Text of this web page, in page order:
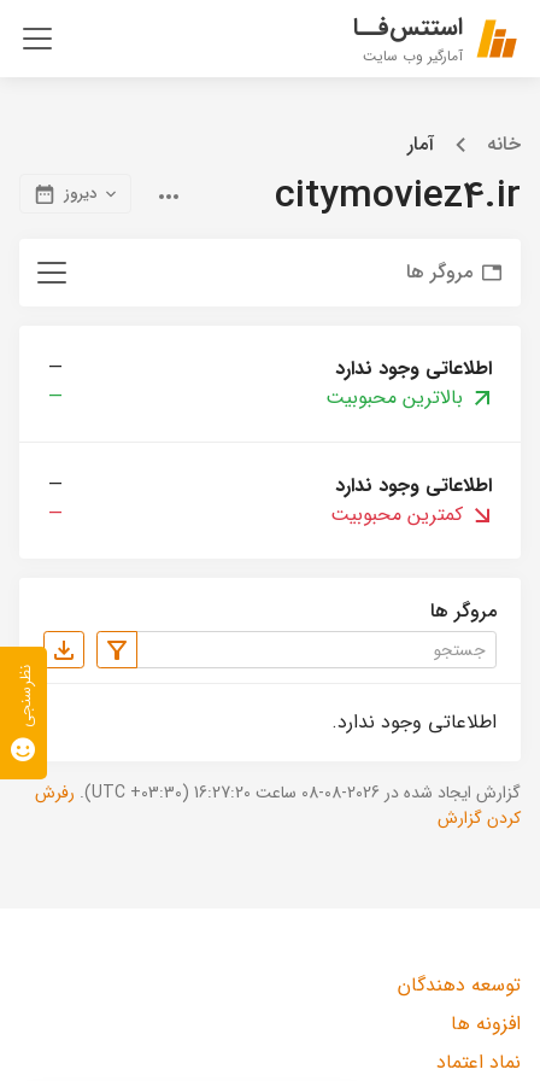
استتس‌فــا
آمارگیر وب سایت
خانه آمار
citymoviez4.ir دیروز
مروگر ها
اطلاعاتی وجود ندارد
—
بالاترین محبوبیت
—
اطلاعاتی وجود ندارد
—
کمترین محبوبیت
—
مروگر ها
اطلاعاتی وجود ندارد.
گزارش ایجاد شده در 2026-08-08 ساعت 16:27:20 (UTC +03:30).
رفرش
کردن گزارش
توسعه دهندگان
افزونه ها
نماد اعتماد
نظرسنجی